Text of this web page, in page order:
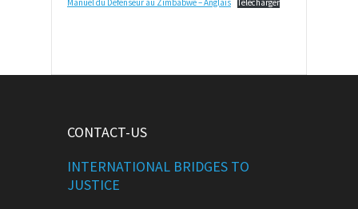
Manuel du Défenseur au Zimbabwe – Anglais Télécharger
CONTACT-US
INTERNATIONAL BRIDGES TO
JUSTICE